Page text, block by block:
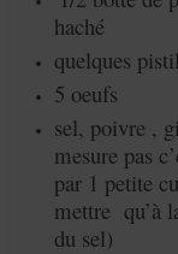
haché
quelques
5 oeufs
sel, poivre ,
mesure pas
par 1 petite
mettre qu’à
du sel)